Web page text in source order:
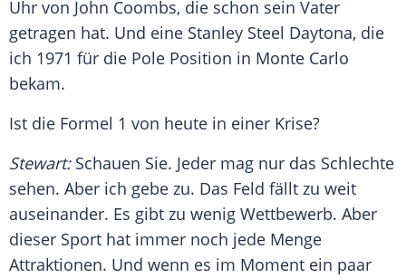
Uhr von John Coombs, die schon sein Vater
getragen hat. Und eine Stanley Steel Daytona, die
ich 1971 für die Pole Position in Monte Carlo
bekam.
Ist die Formel 1 von heute in einer Krise?
Stewart:Schauen Sie. Jeder mag nur das Schlechte
sehen. Aber ich gebe zu. Das Feld fällt zu weit
auseinander. Es gibt zu wenig Wettbewerb. Aber
dieser Sport hat immer noch jede Menge
Attraktionen. Und wenn es im Moment ein paar